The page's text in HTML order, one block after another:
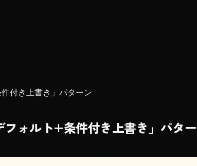
付き上書き」パターン
ォルト+条件付き上書き」パタ